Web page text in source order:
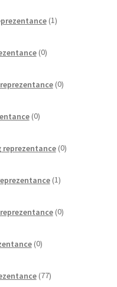
1izdelek
0izdelkov
0izdelkov
0izdelkov
reprezentance 0izdelkov
1izdelek
0izdelkov
0izdelkov
77izdelkov